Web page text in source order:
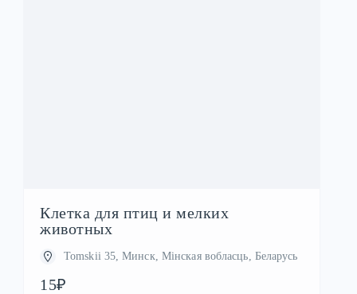
Клетка для птиц и мелких
животных
Tomskii 35, Минск, Мінская вобласць, Беларусь
15₽